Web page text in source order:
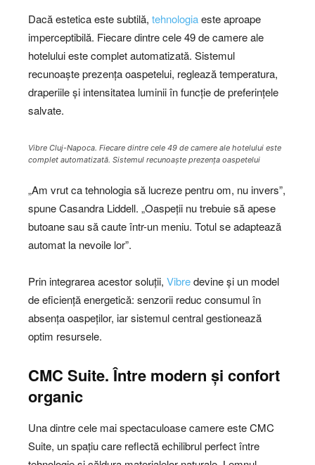
Dacă estetica este subtilă, tehnologiaeste aproape
imperceptibilă. Fiecare dintre cele 49 de camere ale
hotelului este complet automatizată. Sistemul
recunoaște prezența oaspetelui, reglează temperatura,
draperiile și intensitatea luminii în funcție de preferințele
salvate.
Vibre Cluj-Napoca. Fiecare dintre cele 49 de camere ale hotelului este
complet automatizată. Sistemul recunoaște prezența oaspetelui
„Am vrut ca tehnologia să lucreze pentru om, nu invers”,
spune Casandra Liddell. „Oaspeții nu trebuie să apese
butoane sau să caute într-un meniu. Totul se adaptează
automat la nevoile lor”.
Prin integrarea acestor soluții, Vibredevine și un model
de eficiență energetică: senzorii reduc consumul în
absența oaspeților, iar sistemul central gestionează
optim resursele.
CMC Suite. Între modern și confort
organic
Una dintre cele mai spectaculoase camere este CMC
Suite, un spațiu care reflectă echilibrul perfect între